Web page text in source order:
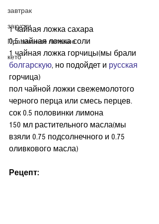
завтрак
закуски
Правильное питание
кето
1 чайная ложка сахара
0.5 чайная ложка соли
1 чайная ложка горчицы(мы брали
болгарскую, но подойдет и русская
горчица)
пол чайной ложки свежемолотого
черного перца или смесь перцев.
сок 0.5 половинки лимона
150 мл растительного масла(мы
взяли 0.75 подсолнечного и 0.75
оливкового масла)
Рецепт: